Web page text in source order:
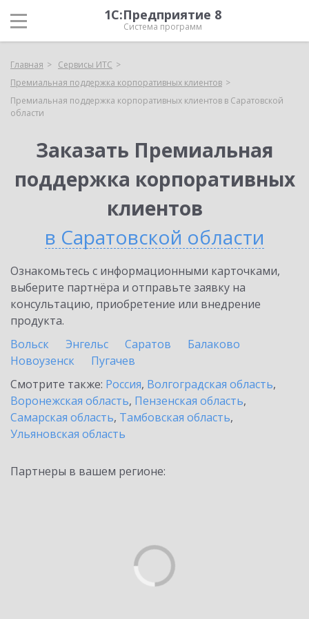
1С:Предприятие 8
Система программ
Главная
Сервисы ИТС
Премиальная поддержка корпоративных клиентов
Премиальная поддержка корпоративных клиентов в Саратовской
области
Заказать Премиальная
поддержка корпоративных
клиентов
в Саратовской области
Ознакомьтесь с информационными карточками,
выберите партнёра и отправьте заявку на
консультацию, приобретение или внедрение
продукта.
Вольск
Энгельс Саратов
Балаково
Новоузенск
Пугачев
Смотрите также: Россия, Волгоградская область,
Воронежская область, Пензенская область,
Самарская область, Тамбовская область,
Ульяновская область
Партнеры в вашем регионе: